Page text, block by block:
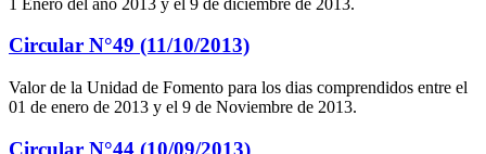
Circular N°49 (11/10/2013)
Valor de la Unidad de Fomento para los dias comprendidos entre el
01 de enero de 2013 y el 9 de Noviembre de 2013.
Circular N°44 (10/09/2013)